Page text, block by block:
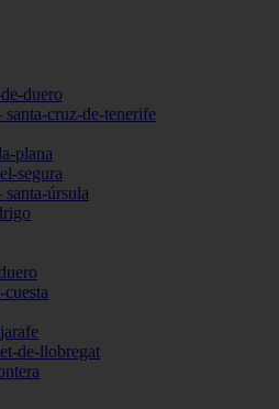
duero
santa-cruz-de-tenerife
plana
segura
úrsula
de-llobregat